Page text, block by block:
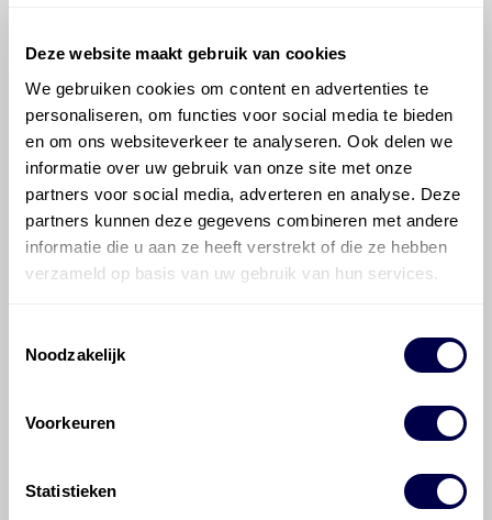
Deze website maakt gebruik van cookies
We gebruiken cookies om content en advertenties te
personaliseren, om functies voor social media te bieden
en om ons websiteverkeer te analyseren. Ook delen we
informatie over uw gebruik van onze site met onze
partners voor social media, adverteren en analyse. Deze
partners kunnen deze gegevens combineren met andere
informatie die u aan ze heeft verstrekt of die ze hebben
verzameld op basis van uw gebruik van hun services.
Noodzakelijk
Voorkeuren
Statistieken
©OlyslagerAlle rechten voorbehouden. Deze
informatie mag noch geheel noch gedeeltelijk worden
gereproduceerd, opgeslagen in een database of op
andere manieren worden overgedragen zonder
voorafgaande schriftelijke toestemming van Olyslager
Organisation B.V. Hoewel alles in het werk is gesteld
om ervoor te zorgen dat deze gegevens zo accuraat
wettelijke verplichting bestaat, voor schade of verlies
veroorzaakt door fouten of omissies in de verstrekte
raadplegen en te gebruiken erkent de gebruiker dat
hij/zij de ervaring, de kennis en het vermogen heeft
veilige en verantwoorde manier uit te voeren. Hij/zij
Den Hartog